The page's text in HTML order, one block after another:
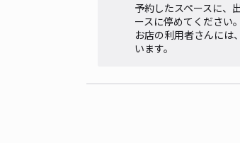
予約したスペースに、
ースに停めてください。
お店の利用者さんには
います。